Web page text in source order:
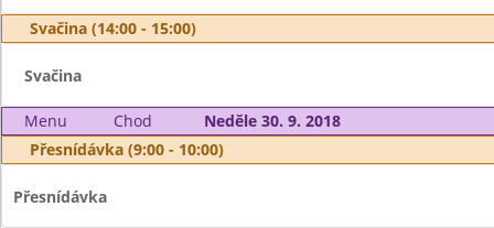
Svačina (14:00 - 15:00)
Svačina
Menu Chod
Neděle 30. 9. 2018
Přesnídávka (9:00 - 10:00)
Přesnídávka